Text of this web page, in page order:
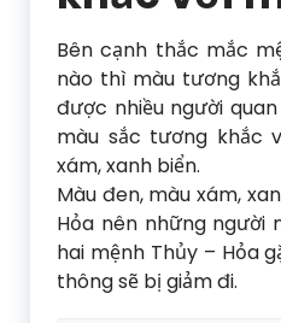
Bên cạnh thắc mắc
nào thì màu tương
được nhiều người
màu sắc tương khắc
xám, xanh biển.
Màu đen, màu xám,
Hỏa nên những người
hai mệnh Thủy – Hỏa
thông sẽ bị giảm đi.